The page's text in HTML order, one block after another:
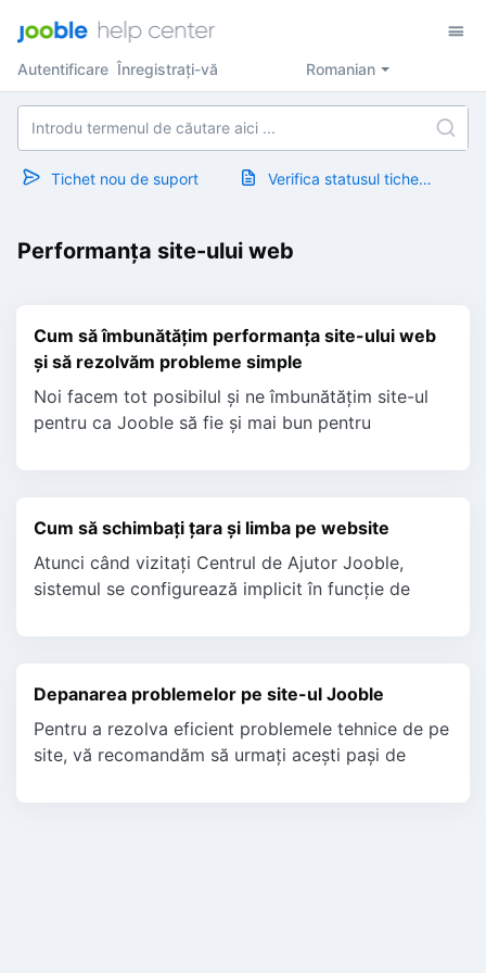
Romanian
Autentificare Înregistrați-vă
Tichet nou de suport Verifica statusul tichetului
Performanța site-ului web
Cum să îmbunătățim performanța site-ului web
și să rezolvăm probleme simple
Noi facem tot posibilul și ne îmbunătățim site-ul
pentru ca Jooble să fie și mai bun pentru
funcționalități, su...
Cum să schimbați țara și limba pe website
Atunci când vizitați Centrul de Ajutor Jooble,
sistemul se configurează implicit în funcție de
țara dumnea...
Depanarea problemelor pe site-ul Jooble
Pentru a rezolva eficient problemele tehnice de pe
site, vă recomandăm să urmați acești pași de
utilizați...